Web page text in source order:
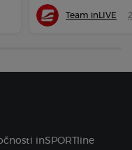
Team inLIVE
inSPORTline